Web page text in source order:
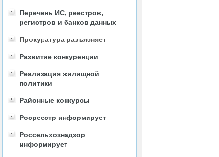
Перечень ИС, реестров,
регистров и банков данных
Прокуратура разъясняет
Развитие конкуренции
Реализация жилищной
политики
Районные конкурсы
Росреестр информирует
Россельхознадзор
информирует